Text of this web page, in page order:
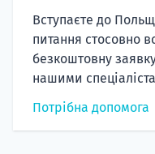
Вступаєте до
питання стосовно
безкоштовну
нашими
Потрібна допомога